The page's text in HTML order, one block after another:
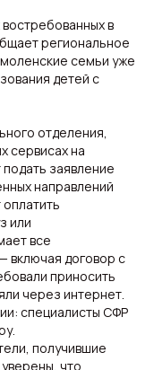
в
региональное
семьи уже
детей с
отделения,
сервисах на
подать заявление
направлений
или
все
включая договор с
приносить
через интернет.
специалисты СФР
получившие
что